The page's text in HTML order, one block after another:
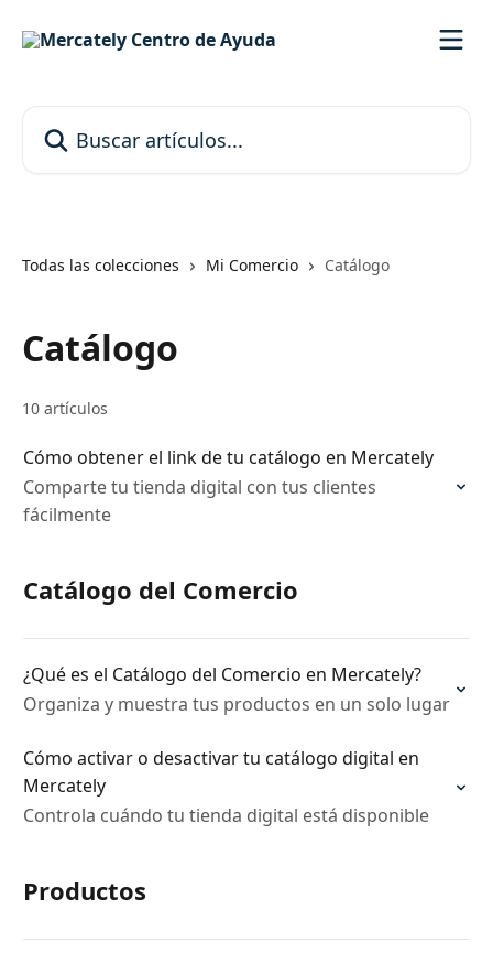
Todas las colecciones Mi Comercio Catálogo
Catálogo
10 artículos
Cómo obtener el link de tu catálogo en Mercately
Comparte tu tienda digital con tus clientes
fácilmente
Catálogo del Comercio
¿Qué es el Catálogo del Comercio en Mercately?
Organiza y muestra tus productos en un solo lugar
Cómo activar o desactivar tu catálogo digital en
Mercately
Controla cuándo tu tienda digital está disponible
Productos